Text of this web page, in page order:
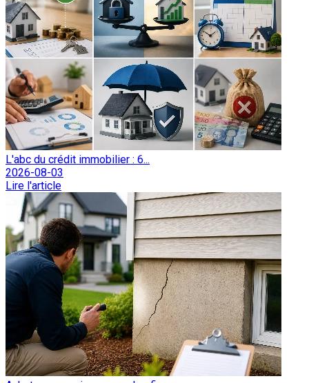
L'abc du crédit immobilier : 6...
2026-08-03
Lire l'article